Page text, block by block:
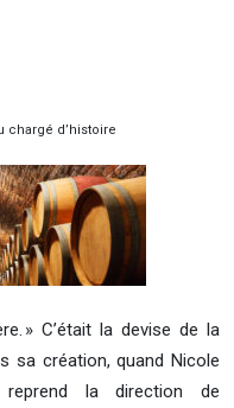
chargé d’histoire
» C’était la devise de la
sa création, quand Nicole
reprend la direction de